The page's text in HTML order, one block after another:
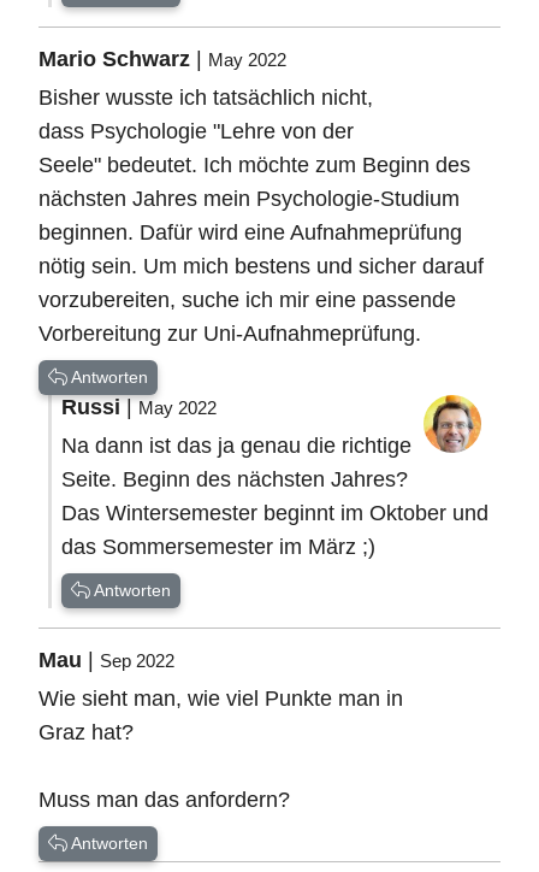
Mario Schwarz | May 2022
Bisher wusste ich tatsächlich nicht,
dass Psychologie "Lehre von der
Seele" bedeutet. Ich möchte zum Beginn des
nächsten Jahres mein Psychologie-Studium
beginnen. Dafür wird eine Aufnahmeprüfung
nötig sein. Um mich bestens und sicher darauf
vorzubereiten, suche ich mir eine passende
Vorbereitung zur Uni-Aufnahmeprüfung.
Antworten
Russi|May 2022
Na dann ist das ja genau die richtige
Seite. Beginn des nächsten Jahres?
Das Wintersemester beginnt im Oktober und
das Sommersemester im März ;)
Antworten
Mau | Sep 2022
Wie sieht man, wie viel Punkte man in
Graz hat?
Muss man das anfordern?
Antworten